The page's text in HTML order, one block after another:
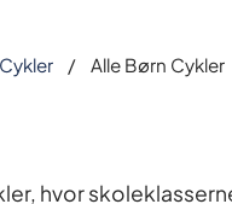
Alle Børn Cykler
hvor